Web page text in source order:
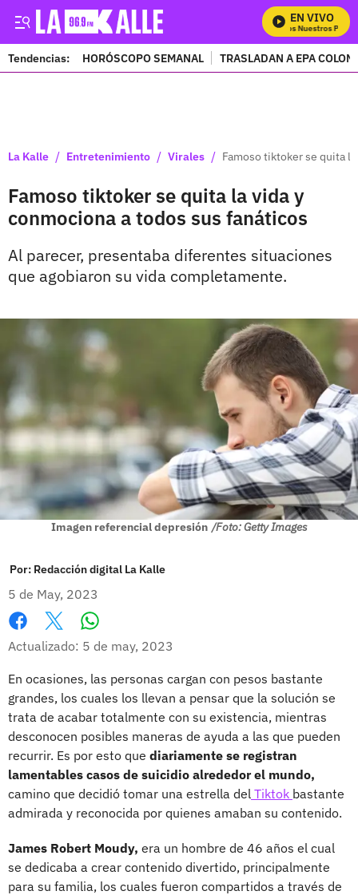
EN VIVO
Mira Todos Nuestros
Tendencias: HORÓSCOPO SEMANAL TRASLADAN A EPA
La Kalle / Entretenimiento / Virales / Famoso tiktoker se quita
Famoso tiktoker se quita la vida y
conmociona a todos sus fanáticos
Al parecer, presentaba diferentes situaciones
que agobiaron su vida completamente.
Imagen referencial depresión /Foto: Getty Images
Por: Redacción digital La Kalle
5 de May, 2023
Facebook
X
Actualizado: 5 de may, 2023
En ocasiones, las personas cargan con pesos bastante
grandes, los cuales los llevan a pensar que la solución se
trata de acabar totalmente con su existencia, mientras
desconocen posibles maneras de ayuda a las que pueden
recurrir. Es por esto que diariamente se registran
lamentables casos de suicidio alrededor el mundo,
camino que decidió tomar una estrella del Tiktok bastante
admirada y reconocida por quienes amaban su contenido.
James Robert Moudy, era un hombre de 46 años el cual
se dedicaba a crear contenido divertido, principalmente
para su familia, los cuales fueron compartidos a través de